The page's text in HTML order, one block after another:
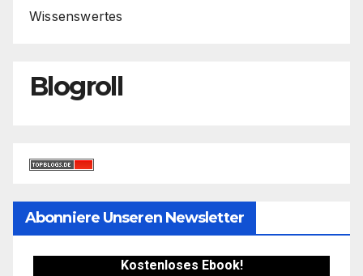
Wissenswertes
Blogroll
Abonniere Unseren Newsletter
Kostenloses Ebook!